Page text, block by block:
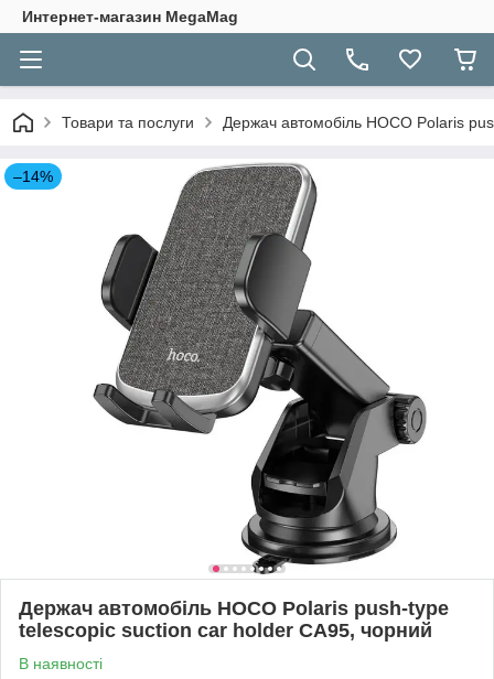
Интернет-магазин MegaMag
Товари та послуги Держач автомобіль HOCO Polaris
–14%
Держач автомобіль HOCO Polaris push-type
telescopic suction car holder CA95, чорний
В наявності